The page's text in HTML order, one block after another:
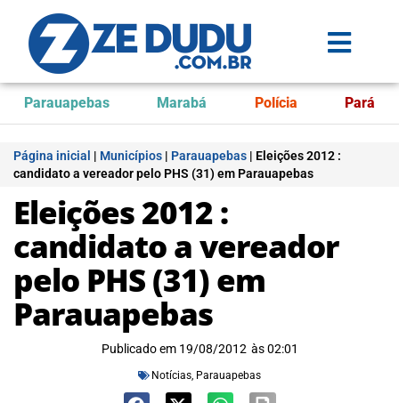
Parauapebas Marabá Polícia Pará
Página inicial | Municípios | Parauapebas | Eleições 2012 :
candidato a vereador pelo PHS (31) em Parauapebas
Eleições 2012 :
candidato a vereador
pelo PHS (31) em
Parauapebas
Publicado em 19/08/2012 às 02:01
Notícias, Parauapebas